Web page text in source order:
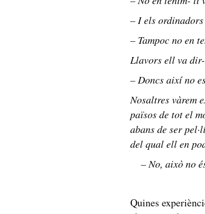
– I els
– Tampoc no en
Llavors ell va
– Doncs així no
Nosaltres vàrem
països de tot el
abans de ser
del qual ell en
– No, això no
Quines